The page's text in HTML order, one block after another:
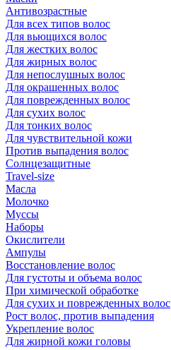
Антивозрастные
Для всех типов волос
Для вьющихся волос
Для жестких волос
Для жирных волос
Для непослушных волос
Для окрашенных волос
Для поврежденных волос
Для сухих волос
Для тонких волос
Для чувствительной кожи
Против выпадения волос
Солнцезащитные
Travel-size
Масла
Молочко
Муссы
Наборы
Окислители
Ампулы
Восстановление волос
Для густоты и объема волос
При химической обработке
Для сухих и поврежденных волос
Рост волос, против выпадения
Укрепление волос
Для жирной кожи головы